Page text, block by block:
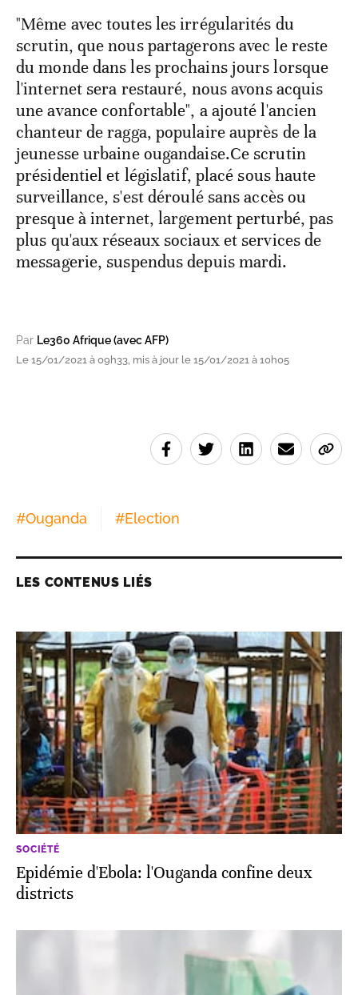
"Même avec toutes les irrégularités du
scrutin, que nous partagerons avec le reste
du monde dans les prochains jours lorsque
l'internet sera restauré, nous avons acquis
une avance confortable", a ajouté l'ancien
chanteur de ragga, populaire auprès de la
jeunesse urbaine ougandaise.Ce scrutin
présidentiel et législatif, placé sous haute
surveillance, s'est déroulé sans accès ou
presque à internet, largement perturbé, pas
plus qu'aux réseaux sociaux et services de
messagerie, suspendus depuis mardi.
Par Le360 Afrique (avec AFP)
Le 15/01/2021 à 09h33, mis à jour le 15/01/2021 à 10h05
#Ouganda #Election
LES CONTENUS LIÉS
SOCIÉTÉ
Epidémie d'Ebola: l'Ouganda confine deux
districts